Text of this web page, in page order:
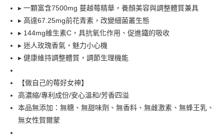
悠遊付
大哥付你分期
相關說明
【大哥付你分期使用說明】
1.本服務由台灣大哥大提供，台灣大哥大用戶可立即使用無須另外申請。
2.付款方式選擇「大哥付你分期」，訂單成立後會自動跳轉到大哥付的交易
流程，驗證手機門號後，選擇欲分期的期數、繳款截止日，確認付款後即完
3.實際核准額度、可分期數及費用金額請依後續交易確認頁面所載為準。
4.訂單成立30分鐘內，如未前往確認交易或遇審核未通過，訂單將自動取
消。如遇「轉專審核」未通過狀況，表示未達大哥付你分期系統評分，恕無
法說明評估內容。
AFTEE先享後付
相關說明
【關於「AFTEE先享後付」】
AFTEE先享後付是「在收到商品之後才付款」的支付方式。 讓您購物簡單
１．簡單：不需註冊會員、不需綁卡、不需儲值。
２．便利：只要手機號碼，簡訊認證，即可結帳。
ATM付款
貨到付款
▸ 一顆富含7500mg 蔓越莓精華，養顏美容與調整體質兼具
▸ 高達67.25mg前花青素，改變細菌叢生態
▸ 144mg維生素C，具抗氧化作用、促進鐵的吸收
▸ 迷人玫瑰香氣，魅力小心機
▸ 健康維持調整體質，調節生理機能
【做自己的莓好女神】
高濃縮/專利成份/安心溫和/芳香四溢
本品無添加：無糖、無甜味劑、無香料、無雌激素、無蜂王乳、
無女性賀爾蒙